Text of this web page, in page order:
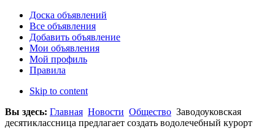
Доска объявлений
Все объявления
Добавить объявление
Мои объявления
Мой профиль
Правила
Skip to content
Вы здесь: Главная Новости Общество Заводоуковская
десятиклассница предлагает создать водолечебный курорт